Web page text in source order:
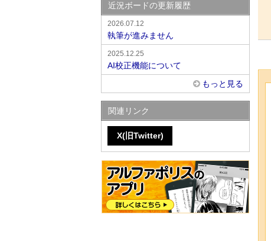
近況ボードの更新履歴
2026.07.12
執筆が進みません
2025.12.25
AI校正機能について
もっと見る
関連リンク
X(旧Twitter)